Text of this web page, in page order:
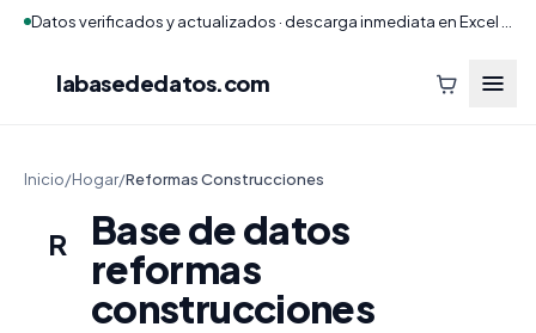
labasededatos.com
Inicio/Hogar/Reformas Construcciones
R
Base de datos
reformas
construcciones